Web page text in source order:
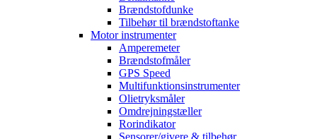
Brændstofdunke
Tilbehør til brændstoftanke
Motor instrumenter
Amperemeter
Brændstofmåler
GPS Speed
Multifunktionsinstrumenter
Olietryksmåler
Omdrejningstæller
Rorindikator